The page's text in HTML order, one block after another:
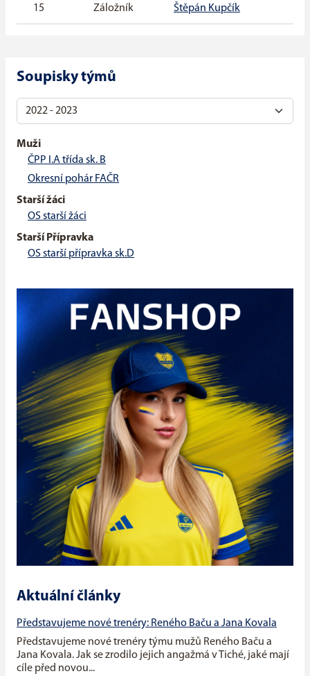
15 Záložník Štěpán Kupčík
Soupisky týmů
Muži
ČPP I.A třída sk. B
Okresní pohár FAČR
Starší žáci
OS starší žáci
Starší Přípravka
OS starší přípravka sk.D
Aktuální články
Představujeme nové trenéry: Reného Baču a Jana Kovala
Představujeme nové trenéry týmu mužů Reného Baču a
Jana Kovala. Jak se zrodilo jejich angažmá v Tiché, jaké mají
cíle před novou...